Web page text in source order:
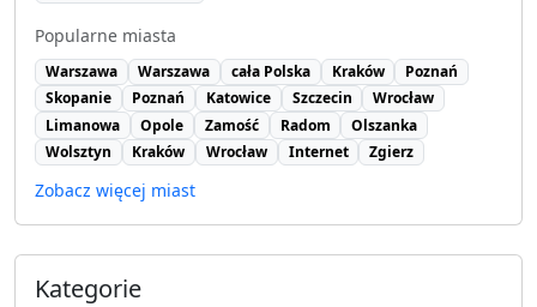
Popularne miasta
Warszawa Warszawa cała Polska Kraków
Poznań
Skopanie
Poznań Katowice Szczecin
Wrocław
Limanowa
Opole Zamość Radom
Olszanka
Wolsztyn
Kraków Wrocław Internet Zgierz
Zobacz więcej miast
Kategorie